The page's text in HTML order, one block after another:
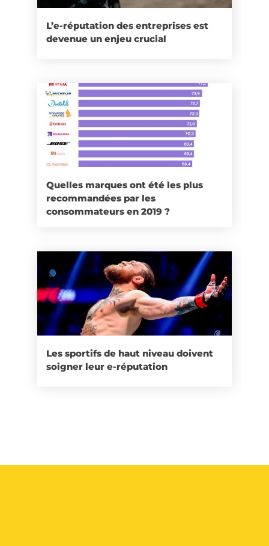
L’e-réputation des entreprises est
devenue un enjeu crucial
Quelles marques ont été les plus
recommandées par les
consommateurs en 2019 ?
Les sportifs de haut niveau doivent
soigner leur e-réputation